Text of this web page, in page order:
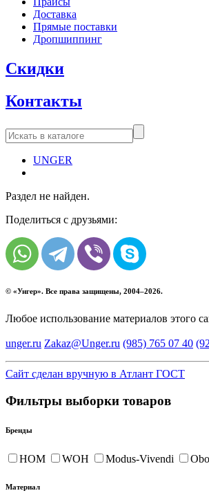
Доставка
Прямые поставки
Дропшиппинг
Скидки
Контакты
UNGER
Раздел не найден.
Поделиться с друзьями:
© «Унгер». Все права защищены, 2004–2026.
Любое использование материалов этого
unger.ru Zakaz@Unger.ru (985) 765 07 40
Сайт сделан вручную в Атлант ГОСТ
Фильтры выборки товаров
Бренды
HOM WOH Modus-Vivendi
Материал